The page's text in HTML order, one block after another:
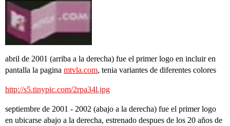
abril de 2001 (arriba a la derecha) fue el primer logo en incluir en
pantalla la pagina mtvla.com, tenia variantes de diferentes colores
http://s5.tinypic.com/2rpa34l.jpg
septiembre de 2001 - 2002 (abajo a la derecha) fue el primer logo
en ubicarse abajo a la derecha, estrenado despues de los 20 años de